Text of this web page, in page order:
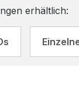
erhältlich: